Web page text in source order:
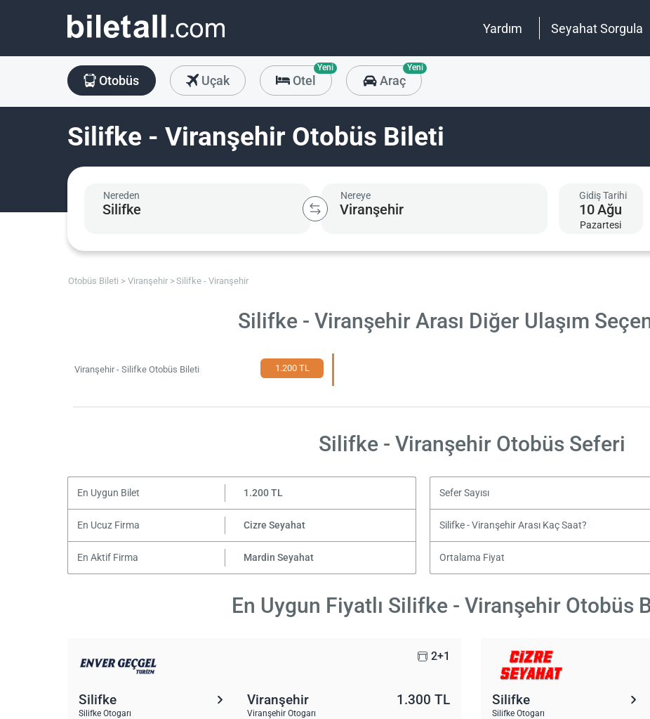
Yardım Seyahat Sorgula
Otobüs Uçak Otel
Yeni
Araç
Yeni
Silifke - Viranşehir Otobüs Bileti
Nereden Nereye Gidiş Tarihi
10Ağu
Pazartesi
Otobüs Bileti Viranşehir Silifke - Viranşehir
Silifke - Viranşehir Arası Diğer Ulaşım
Viranşehir - Silifke Otobüs Bileti 1.200 TL
Silifke - Viranşehir Otobüs Seferi
En Uygun Bilet 1.200 TL Sefer Sayısı
En Ucuz Firma Cizre Seyahat Silifke - Viranşehir Arası Kaç Saat?
En Aktif Firma Mardin Seyahat Ortalama Fiyat
En Uygun Fiyatlı Silifke - Viranşehir Otobüs
2+1
Silifke
Silifke Otogarı
Viranşehir
Viranşehir Otogarı
1.300 TL Silifke
Silifke Otogarı